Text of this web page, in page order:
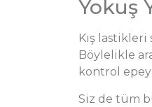
Yokuş
Kış
Böylelikle
kontrol epey
Siz de tüm